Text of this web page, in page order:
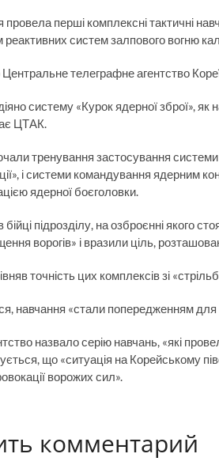
перші комплексні тактичні
реактивних систем залпового вогню
телеграфне агентство
систему «Курок ядерної зброї»,
ЦТАК.
тренування застосування
і системи командування ядерним
ядерної боєголовки.
бійці підрозділу, на озброєнні якого
ворогів» і вразили ціль,
точність цих комплексів зі
навчання «стали попередженням для
назвало серію навчань, «які
що «ситуація на Корейському
ворожих сил».
комментарий